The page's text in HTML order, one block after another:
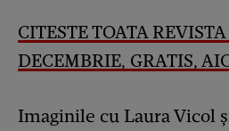
CITESTE TOATA
DECEMBRIE, GRATIS,
Imaginile cu Laura Vicol